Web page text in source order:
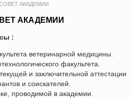
АКАДЕМИИ
АКАДЕМИИ
:
ветеринарной медицины.
факультета.
и заключительной аттестации
и соискателей.
проводимой в академии.